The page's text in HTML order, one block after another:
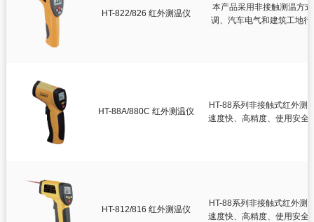
HT-822/826 红外测温仪
本产品采用非接触测温方
调、汽车电气和建筑工地
HT-88A/880C 红外测温仪
HT-88系列非接触式红外测
速度快、高精度、使用安全
HT-812/816 红外测温仪
HT-88系列非接触式红外测
速度快、高精度、使用安全